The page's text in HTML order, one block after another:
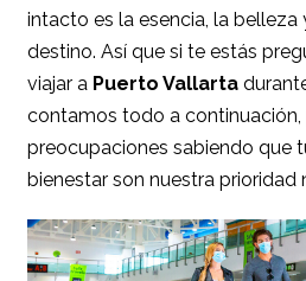
intacto es la esencia, la
destino. Así que si te estás
viajar a Puerto Vallarta
contamos todo a continuación,
preocupaciones sabiendo que
bienestar son nuestra prioridad